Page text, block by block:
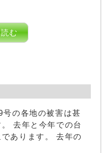
む
号の各地の被害は甚
去年と今年での台
あります。 去年の